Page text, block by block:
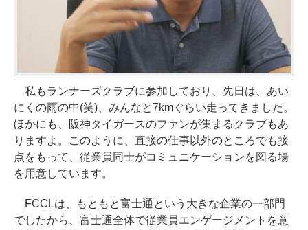
私もランナーズクラブに参加しており、先日は、あい
にくの雨の中(笑)、みんなと7kmぐらい走ってきました。
ほかにも、阪神タイガースのファンが集まるクラブもあ
りますよ。このように、直接の仕事以外のところでも接
点をもって、従業員同士がコミュニケーションを図る場
を用意しています。
FCCLは、もともと富士通という大きな企業の一部門
でしたから、富士通全体で従業員エンゲージメントを意